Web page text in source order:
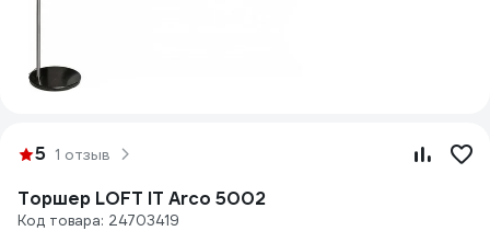
5 1 отзыв
Торшер LOFT IT Arco 5002
Код товара: 24703419